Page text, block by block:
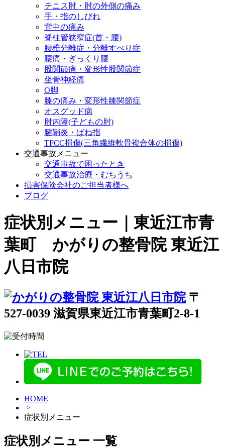
テニス肘・肘の外側の痛み
手・指のしびれ
背中の痛み
脊柱管狭窄症(首・腰)
腰椎分離症・分離すべり症
腰痛・ぎっくり腰
股関節痛・変形性股関節症
坐骨神経痛
O脚
膝の痛み・変形性膝関節症
オスグッド病
肘内障(子どもの肘)
腱鞘炎・ばね指
TFCC損傷(三角繊維軟骨複合体の損傷)
交通事故メニュー
交通事故で困ったとき
交通事故治療・むちうち
損害保険会社のご担当者様へ
ブログ
症状別メニュー｜東近江市青
葉町 かがりの整骨院 東近江
八日市院
〒
527-0039 滋賀県東近江市青葉町2-8-1
HOME
>
症状別メニュー
症状別メニュー 一覧